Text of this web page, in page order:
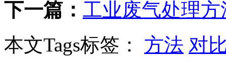
下一篇： 工业废气处理方
本文Tags标签：
方法 对